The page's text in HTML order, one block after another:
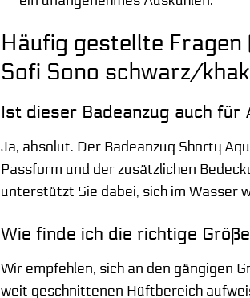
Häufig gestellte Fragen
Sofi Sono schwarz/
Ist dieser Badeanzug auch
Ja, absolut. Der Badeanzug Shorty
Passform und der zusätzlichen
unterstützt Sie dabei, sich im Wasser
Wie finde ich die richtige
Wir empfehlen, sich an den gängigen
weit geschnittenen Hüftbereich